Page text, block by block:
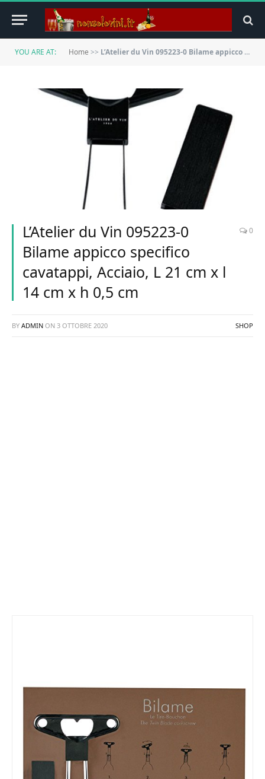
YOU ARE AT: Home >> L’Atelier du Vin 095223-0 Bilame appicco specifico cavatappi, Acciaio, L 21 cm x l 14 cm x h 0,5 cm
L’Atelier du Vin 095223-0
Bilame appicco specifico
cavatappi, Acciaio, L 21 cm x l
14 cm x h 0,5 cm
0
BY ADMIN ON 3 OTTOBRE 2020 SHOP